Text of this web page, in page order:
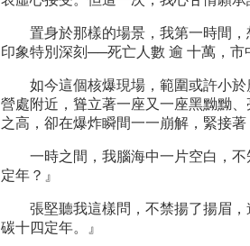
置身於那樣的場景，我第一時間，
印象特別深刻──死亡人數 逾 十萬，
如今這個核爆現場，範圍或許小於
營處附近，聳立著一座又一座黑黝黝
之高，卻在爆炸瞬間一一崩解，緊接
一時之間，我腦海中一片空白，不
定年？』
張堅聽我這樣問，不禁揚了揚眉，
碳十四定年。』